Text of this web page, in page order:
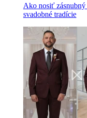
Ako nosiť zásnubný
svadobné tradície